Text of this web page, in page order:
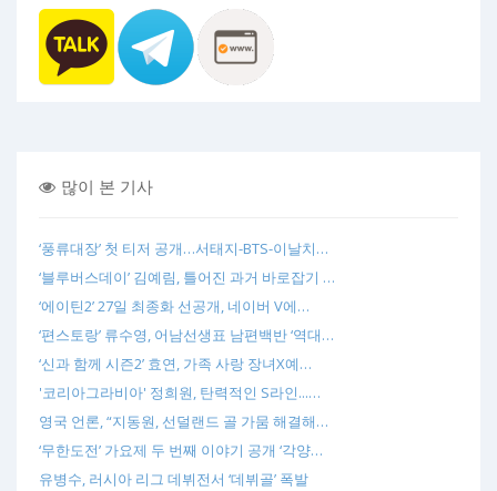
많이 본 기사
‘풍류대장’ 첫 티저 공개…서태지-BTS-이날치…
‘블루버스데이’ 김예림, 틀어진 과거 바로잡기 …
‘에이틴2’ 27일 최종화 선공개, 네이버 V에…
‘편스토랑’ 류수영, 어남선생표 남편백반 ‘역대…
‘신과 함께 시즌2’ 효연, 가족 사랑 장녀X예…
'코리아그라비아' 정희원, 탄력적인 S라인...…
영국 언론, “지동원, 선덜랜드 골 가뭄 해결해…
‘무한도전’ 가요제 두 번째 이야기 공개 ‘각양…
유병수, 러시아 리그 데뷔전서 ‘데뷔골’ 폭발